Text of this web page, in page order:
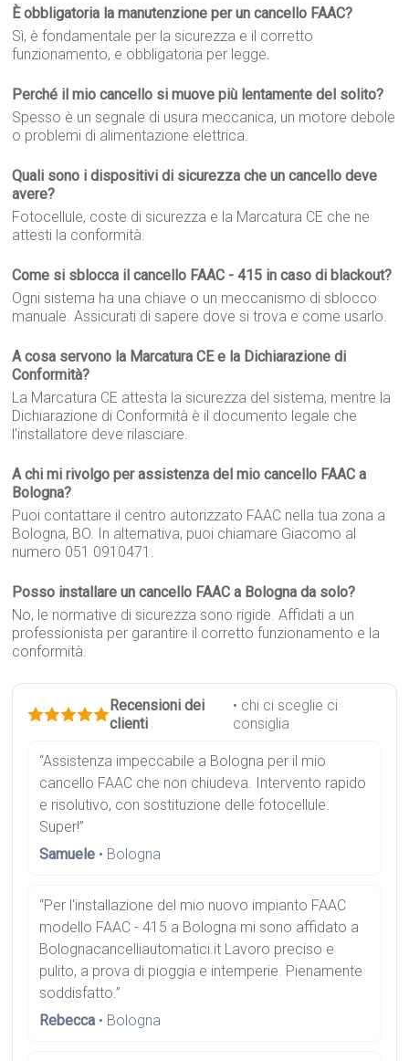
È obbligatoria la manutenzione per un cancello FAAC?
Sì, è fondamentale per la sicurezza e il corretto
funzionamento, e obbligatoria per legge.
Perché il mio cancello si muove più lentamente del solito?
Spesso è un segnale di usura meccanica, un motore debole
o problemi di alimentazione elettrica.
Quali sono i dispositivi di sicurezza che un cancello deve
avere?
Fotocellule, coste di sicurezza e la Marcatura CE che ne
attesti la conformità.
Come si sblocca il cancello FAAC - 415 in caso di blackout?
Ogni sistema ha una chiave o un meccanismo di sblocco
manuale. Assicurati di sapere dove si trova e come usarlo.
A cosa servono la Marcatura CE e la Dichiarazione di
Conformità?
La Marcatura CE attesta la sicurezza del sistema, mentre la
Dichiarazione di Conformità è il documento legale che
l'installatore deve rilasciare.
A chi mi rivolgo per assistenza del mio cancello FAAC a
Bologna?
Puoi contattare il centro autorizzato FAAC nella tua zona a
Bologna, BO. In alternativa, puoi chiamare Giacomo al
numero 051 0910471.
Posso installare un cancello FAAC a Bologna da solo?
No, le normative di sicurezza sono rigide. Affidati a un
professionista per garantire il corretto funzionamento e la
conformità.
Recensioni dei
clienti
• chi ci sceglie ci
consiglia
“Assistenza impeccabile a Bologna per il mio
cancello FAAC che non chiudeva. Intervento rapido
e risolutivo, con sostituzione delle fotocellule.
Super!”
Samuele • Bologna
“Per l'installazione del mio nuovo impianto FAAC
modello FAAC - 415 a Bologna mi sono affidato a
Bolognacancelliautomatici.it Lavoro preciso e
pulito, a prova di pioggia e intemperie. Pienamente
soddisfatto.”
Rebecca • Bologna